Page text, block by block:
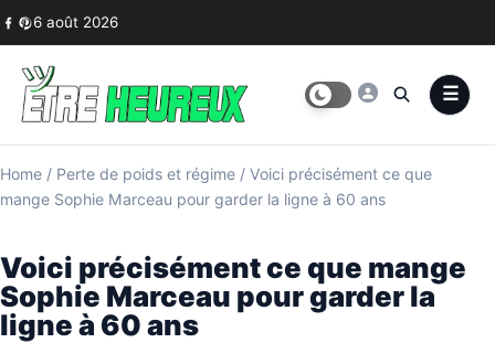
Skip to content
6 août 2026
Home / Perte de poids et régime / Voici précisément ce que
mange Sophie Marceau pour garder la ligne à 60 ans
Voici précisément ce que mange
Sophie Marceau pour garder la
ligne à 60 ans